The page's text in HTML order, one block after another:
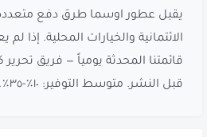
يقبل عطور اوسما طرق دفع
الائتمانية والخيارات المحلية. إذا
قائمتنا المحدثة يومياً — فريق
قبل النشر. متوسط التوفير: ١٠٪-٣٥٪.